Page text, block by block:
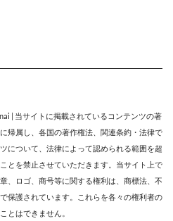
| 当サイトに掲載されているコンテンツの著
に帰属し、各国の著作権法、関連条約・法律で
について、法律によって認められる範囲を超
とを禁止させていただきます。当サイト上で
、ロゴ、商号等に関する権利は、商標法、不
保護されています。これらを各々の権利者の
とはできません。